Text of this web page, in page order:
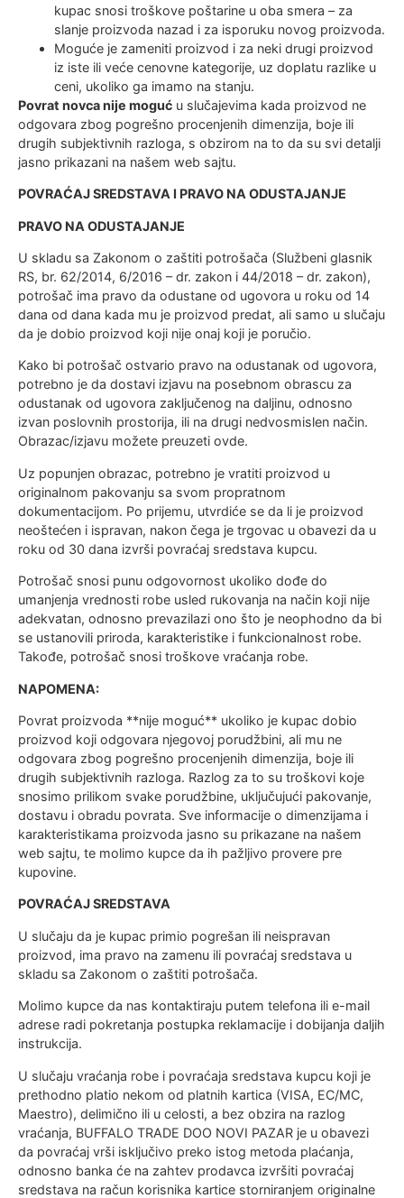
kupac snosi troškove poštarine u oba smera – za
slanje proizvoda nazad i za isporuku novog proizvoda.
Moguće je zameniti proizvod i za neki drugi proizvod
iz iste ili veće cenovne kategorije, uz doplatu razlike u
ceni, ukoliko ga imamo na stanju.
Povrat novca nije moguć u slučajevima kada proizvod ne
odgovara zbog pogrešno procenjenih dimenzija, boje ili
drugih subjektivnih razloga, s obzirom na to da su svi detalji
jasno prikazani na našem web sajtu.
POVRAĆAJ SREDSTAVA I PRAVO NA ODUSTAJANJE
PRAVO NA ODUSTAJANJE
U skladu sa Zakonom o zaštiti potrošača (Službeni glasnik
RS, br. 62/2014, 6/2016 – dr. zakon i 44/2018 – dr. zakon),
potrošač ima pravo da odustane od ugovora u roku od 14
dana od dana kada mu je proizvod predat, ali samo u slučaju
da je dobio proizvod koji nije onaj koji je poručio.
Kako bi potrošač ostvario pravo na odustanak od ugovora,
potrebno je da dostavi izjavu na posebnom obrascu za
odustanak od ugovora zaključenog na daljinu, odnosno
izvan poslovnih prostorija, ili na drugi nedvosmislen način.
Obrazac/izjavu možete preuzeti ovde.
Uz popunjen obrazac, potrebno je vratiti proizvod u
originalnom pakovanju sa svom propratnom
dokumentacijom. Po prijemu, utvrdiće se da li je proizvod
neoštećen i ispravan, nakon čega je trgovac u obavezi da u
roku od 30 dana izvrši povraćaj sredstava kupcu.
Potrošač snosi punu odgovornost ukoliko dođe do
umanjenja vrednosti robe usled rukovanja na način koji nije
adekvatan, odnosno prevazilazi ono što je neophodno da bi
se ustanovili priroda, karakteristike i funkcionalnost robe.
Takođe, potrošač snosi troškove vraćanja robe.
NAPOMENA:
Povrat proizvoda **nije moguć** ukoliko je kupac dobio
proizvod koji odgovara njegovoj porudžbini, ali mu ne
odgovara zbog pogrešno procenjenih dimenzija, boje ili
drugih subjektivnih razloga. Razlog za to su troškovi koje
snosimo prilikom svake porudžbine, uključujući pakovanje,
dostavu i obradu povrata. Sve informacije o dimenzijama i
karakteristikama proizvoda jasno su prikazane na našem
web sajtu, te molimo kupce da ih pažljivo provere pre
kupovine.
POVRAĆAJ SREDSTAVA
U slučaju da je kupac primio pogrešan ili neispravan
proizvod, ima pravo na zamenu ili povraćaj sredstava u
skladu sa Zakonom o zaštiti potrošača.
Molimo kupce da nas kontaktiraju putem telefona ili e-mail
adrese radi pokretanja postupka reklamacije i dobijanja daljih
instrukcija.
U slučaju vraćanja robe i povraćaja sredstava kupcu koji je
prethodno platio nekom od platnih kartica (VISA, EC/MC,
Maestro), delimično ili u celosti, a bez obzira na razlog
vraćanja, BUFFALO TRADE DOO NOVI PAZAR je u obavezi
da povraćaj vrši isključivo preko istog metoda plaćanja,
odnosno banka će na zahtev prodavca izvršiti povraćaj
sredstava na račun korisnika kartice storniranjem originalne